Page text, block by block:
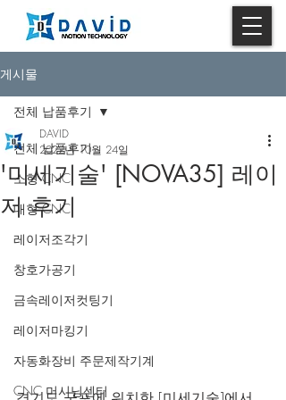
게시물
전체 납품후기
소형 CNC
대형 CNC
레이저조각기
창호가공기
금속레이저컷팅기
레이저마킹기
자동화장비 주문제작기계
CNC 머시닝센터
전체 납품후기
'미세기술' [NOVA35] 레이
저 후기
DAVID
2022년 10월 24일